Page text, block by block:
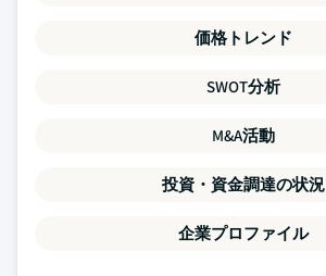
価格トレンド
SWOT分析
M&A活動
投資・資金調達の状況
企業プロファイル